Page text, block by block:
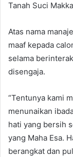
Tanah Suci
Atas nama
maaf kepada
selama
disengaja.
“Tentunya kami
menunaikan
hati yang bersih
yang Maha Esa.
berangkat dan